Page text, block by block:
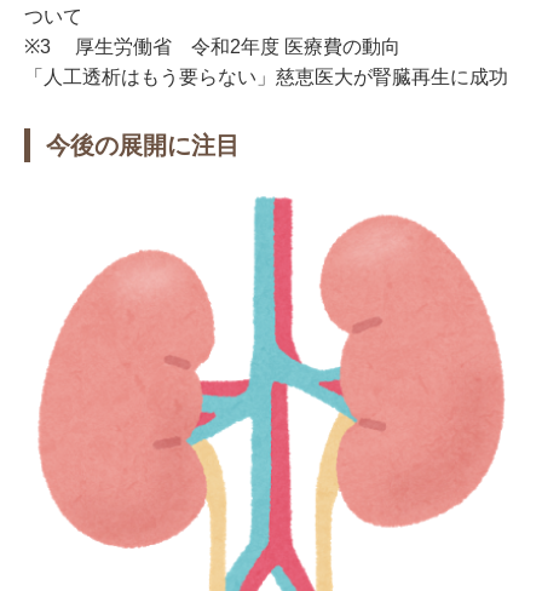
ついて
※3 厚生労働省 令和2年度 医療費の動向
「人工透析はもう要らない」慈恵医大が腎臓再生に成功
今後の展開に注目